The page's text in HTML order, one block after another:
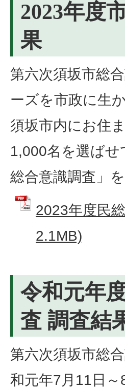
2023年度
果
第六次須坂市総
ーズを市政に生
須坂市内にお住
1,000名を選ば
総合意識調査」
2023年度⺠
2.1MB)
令和元年
査 調査結
第六次須坂市総
和元年7月11日